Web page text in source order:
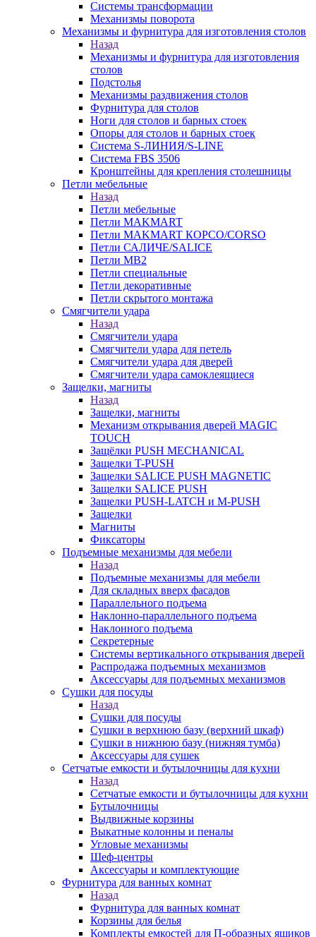
Системы трансформации
Механизмы поворота
Механизмы и фурнитура для изготовления столов
Назад
Механизмы и фурнитура для изготовления
столов
Подстолья
Механизмы раздвижения столов
Фурнитура для столов
Ноги для столов и барных стоек
Опоры для столов и барных стоек
Система S-ЛИНИЯ/S-LINE
Система FBS 3506
Кронштейны для крепления столешницы
Петли мебельные
Назад
Петли мебельные
Петли MAKMART
Петли MAKMART КОРСО/CORSO
Петли САЛИЧЕ/SALICE
Петли MB2
Петли специальные
Петли декоративные
Петли скрытого монтажа
Смягчители удара
Назад
Смягчители удара
Смягчители удара для петель
Смягчители удара для дверей
Cмягчители удара самоклеящиеся
Защелки, магниты
Назад
Защелки, магниты
Механизм открывания дверей MAGIC
TOUCH
Защёлки PUSH MECHANICAL
Защелки T-PUSH
Защелки SALICE PUSH MAGNETIC
Защелки SALICE PUSH
Защелки PUSH-LATCH и M-PUSH
Защелки
Магниты
Фиксаторы
Подъемные механизмы для мебели
Назад
Подъемные механизмы для мебели
Для складных вверх фасадов
Параллельного подъема
Наклонно-параллельного подъема
Наклонного подъема
Секретерные
Системы вертикального открывания дверей
Распродажа подъемных механизмов
Аксессуары для подъемных механизмов
Сушки для посуды
Назад
Сушки для посуды
Сушки в верхнюю базу (верхний шкаф)
Сушки в нижнюю базу (нижняя тумба)
Аксессуары для сушек
Сетчатые емкости и бутылочницы для кухни
Назад
Сетчатые емкости и бутылочницы для кухни
Бутылочницы
Выдвижные корзины
Выкатные колонны и пеналы
Угловые механизмы
Шеф-центры
Аксессуары и комплектующие
Фурнитура для ванных комнат
Назад
Фурнитура для ванных комнат
Корзины для белья
Комплекты емкостей для П-образных ящиков